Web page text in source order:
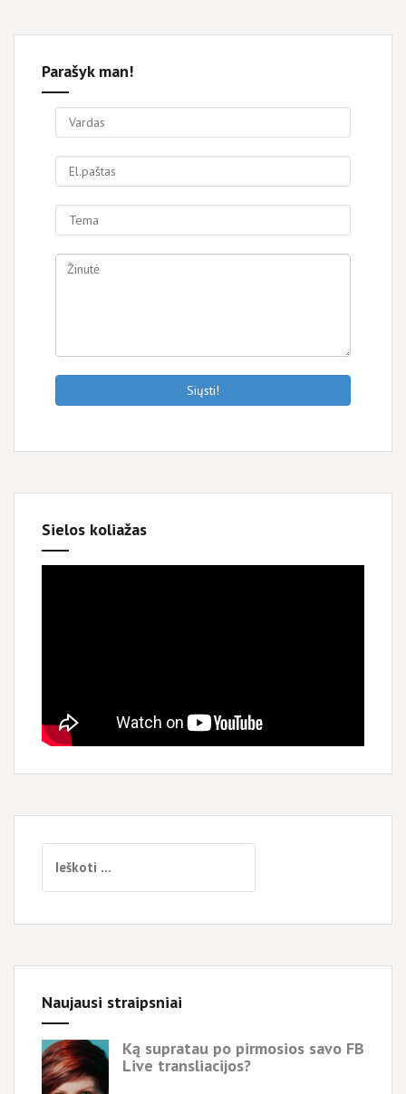
Parašyk man!
Siųsti!
Sielos koliažas
Naujausi straipsniai
Ką supratau po pirmosios savo FB
Live transliacijos?